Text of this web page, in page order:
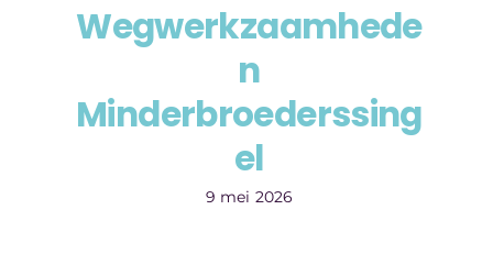
Wegwerkzaamhede
n
Minderbroederssing
el
9 mei 2026